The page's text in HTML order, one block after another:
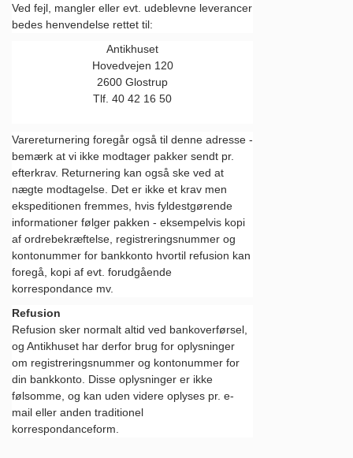
Ved fejl, mangler eller evt. udeblevne leverancer
bedes henvendelse rettet til:
Antikhuset
Hovedvejen 120
2600 Glostrup
Tlf. 40 42 16 50
Varereturnering foregår også til denne adresse -
bemærk at vi ikke modtager pakker sendt pr.
efterkrav. Returnering kan også ske ved at
nægte modtagelse. Det er ikke et krav men
ekspeditionen fremmes, hvis fyldestgørende
informationer følger pakken - eksempelvis kopi
af ordrebekræftelse, registreringsnummer og
kontonummer for bankkonto hvortil refusion kan
foregå, kopi af evt. forudgående
korrespondance mv.
Refusion
Refusion sker normalt altid ved bankoverførsel,
og Antikhuset har derfor brug for oplysninger
om registreringsnummer og kontonummer for
din bankkonto. Disse oplysninger er ikke
følsomme, og kan uden videre oplyses pr. e-
mail eller anden traditionel
korrespondanceform.